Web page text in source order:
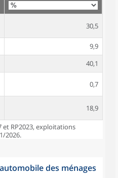
30,5
9,9
40,1
0,7
18,9
et RP2023, exploitations
2026.
des ménages